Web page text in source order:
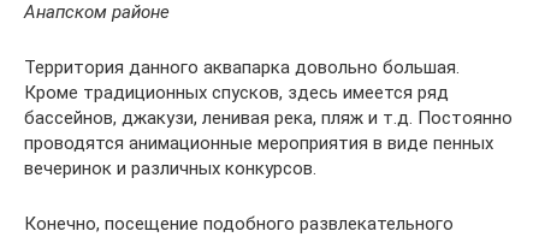
Анапском районе
Территория данного аквапарка довольно большая.
Кроме традиционных спусков, здесь имеется ряд
бассейнов, джакузи, ленивая река, пляж и т.д. Постоянно
проводятся анимационные мероприятия в виде пенных
вечеринок и различных конкурсов.
Конечно, посещение подобного развлекательного